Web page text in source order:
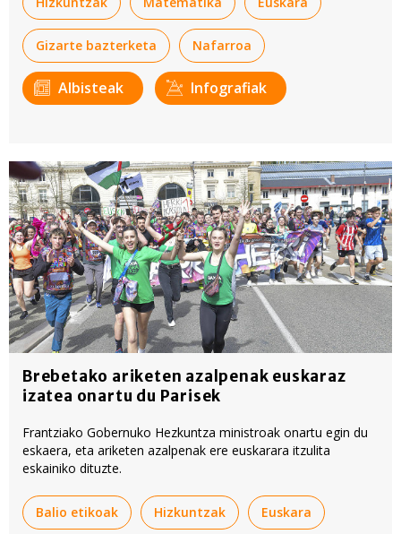
Gizarte bazterketa Nafarroa
Albisteak Infografiak
Brebetako ariketen azalpenak euskaraz
izatea onartu du Parisek
Frantziako Gobernuko Hezkuntza ministroak onartu egin du
eskaera, eta ariketen azalpenak ere euskarara itzulita
eskainiko dituzte.
Balio etikoak Hizkuntzak Euskara